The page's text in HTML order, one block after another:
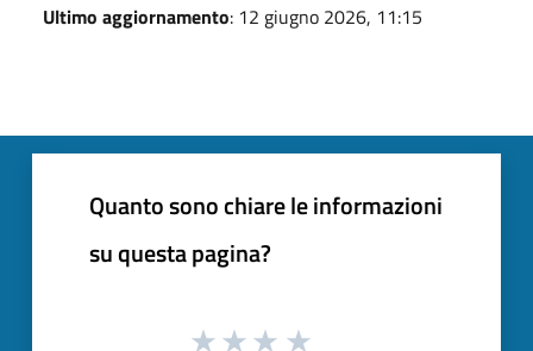
Ultimo aggiornamento: 12 giugno 2026, 11:15
Quanto sono chiare le informazioni
su questa pagina?